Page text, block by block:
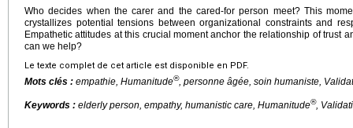
Who decides when the carer and the cared-for person meet? This
crystallizes potential tensions between organizational constraints and
Empathetic attitudes at this crucial moment anchor the relationship of trust
can we help?
Le texte complet de cet article est disponible en PDF.
Mots clés : empathie, Humanitude®, personne âgée, soin humaniste,
Keywords : elderly person, empathy, humanistic care, Humanitude®,